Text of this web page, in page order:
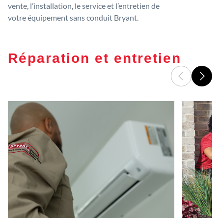
vente, l’installation, le service et l’entretien de
votre équipement sans conduit Bryant.
Réparation et entretien